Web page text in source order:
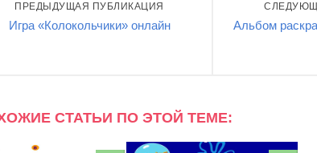
Альбом
ПРЕДЫДУЩАЯ ПУБЛИКАЦИЯ
Игра «Колокольчики» онлайн
СТАТЬИ ПО ЭТОЙ ТЕМЕ: